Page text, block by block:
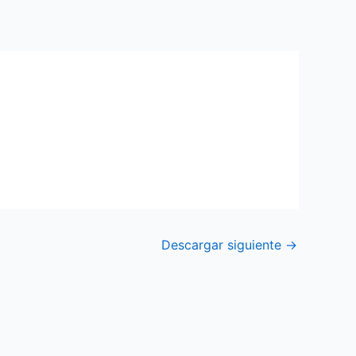
Descargar siguiente →